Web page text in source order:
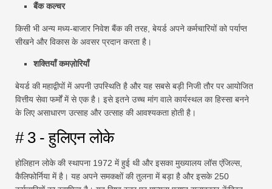
बैंक कल्चर
किसी भी अन्य मध्य-बाजार निवेश बैंक की तरह, बेयर्ड अपने कर्मचारियों को पर्याप्त
सीखने और विकास के अवसर प्रदान करता है।
शक्तियाँ कमज़ोरियाँ
बेयर्ड की महाद्वीपों में अपनी उपस्थिति है और यह सबसे बड़ी निजी तौर पर आयोजित
वित्तीय सेवा फर्मों में से एक है। इसे इतने उच्च मांग वाले कार्यस्थल का हिस्सा बनने
के लिए असाधारण उत्साह और उत्साह की आवश्यकता होती है।
# 3 - हुलिएन लोके
होलिहान लोके की स्थापना 1972 में हुई थी और इसका मुख्यालय लॉस एंजिल्स,
कैलिफोर्निया में है। यह अपने समकक्षों की तुलना में बड़ा है और इसके 250